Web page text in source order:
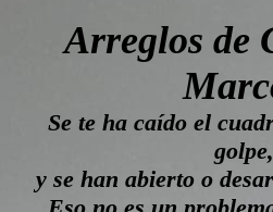
Arreglos de
Se te ha caído el
golpe,
y se han abierto o